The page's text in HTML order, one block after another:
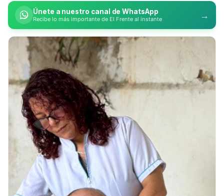
Únete a nuestro canal de WhatsApp
Recibe lo más importante de El Frente al instante →